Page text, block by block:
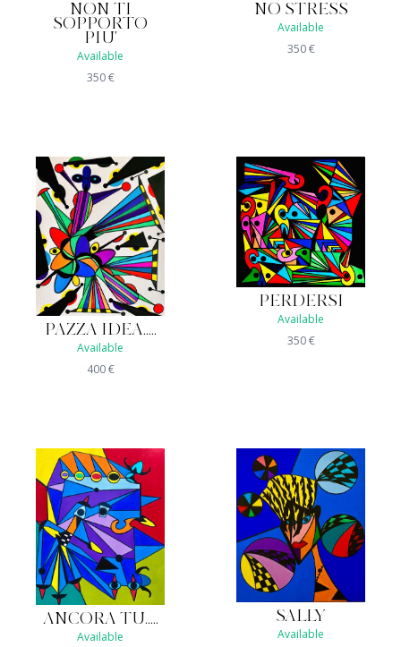
NON TI
SOPPORTO
PIU'
Available
350€
NO STRESS
Available
350€
PAZZA IDEA.....
Available
400€
PERDERSI
Available
350€
ANCORA TU.....
Available
SALLY
Available